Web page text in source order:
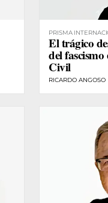
PRISMA
El trágico
del
Civil
RICARDO ANGOSO